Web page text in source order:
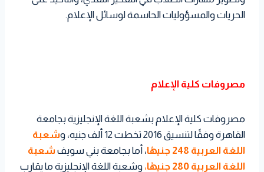
الحريات والمسؤوليات الحاسمة لوسائل الإعلام.
مصروفات كلية الإعلام
مصروفات كلية الإعلام بشعبة اللغة الإنجليزية بجامعة
القاهرة وفقًا لتنسيق 2016 تخطت 12 ألف جنيه، و
شعبة
اللغة العربية 248 جنيهًا
، أما بجامعة بني سويف شعبة
اللغة العربية 280 جنيهًا
، وشعبة اللغة الإنجليزية ما يقارب